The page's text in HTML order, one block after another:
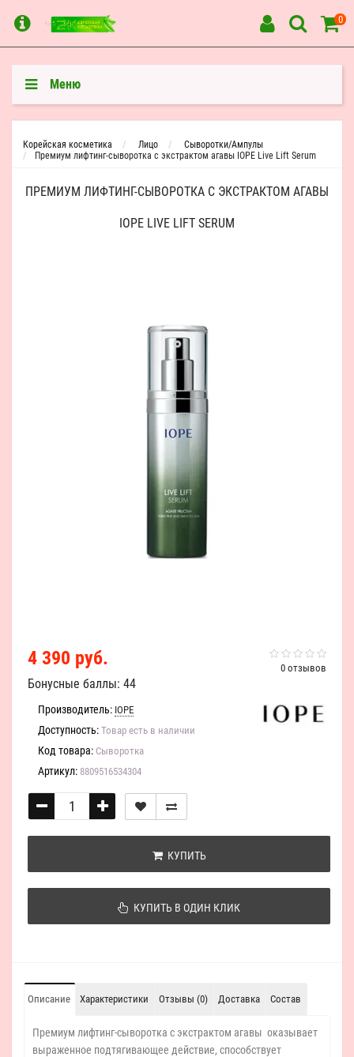
0
Меню
Корейская косметика Лицо
Сыворотки/Ампулы
Премиум лифтинг-сыворотка с экстрактом агавы IOPE Live Lift Serum
ПРЕМИУМ ЛИФТИНГ-СЫВОРОТКА С ЭКСТРАКТОМ АГАВЫ
IOPE LIVE LIFT SERUM
0 отзывов
4 390 руб.
Бонусные баллы: 44
Производитель: IOPE
Доступность: Товар есть в наличии
Код товара: Сыворотка
Артикул: 8809516534304
КУПИТЬ
КУПИТЬ В ОДИН КЛИК
Описание Характеристики Отзывы (0) Доставка Состав
Премиум лифтинг-сыворотка с экстрактом агавы оказывает
выраженное подтягивающее действие, способствует